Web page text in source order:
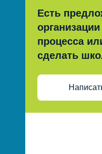
Есть
процесса
сделать